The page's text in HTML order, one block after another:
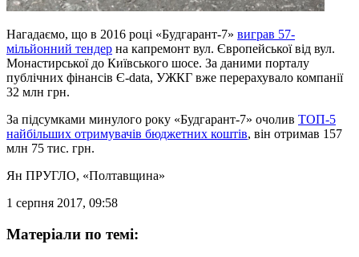
Нагадаємо, що в 2016 році «Будгарант-7» виграв 57-
мільйонний тендер на капремонт вул. Європейської від вул.
Монастирської до Київського шосе. За даними порталу
публічних фінансів Є-data, УЖКГ вже перерахувало компанії
32 млн грн.
За підсумками минулого року «Будгарант-7» очолив ТОП-5
найбільших отримувачів бюджетних коштів, він отримав 157
млн 75 тис. грн.
Ян ПРУГЛО, «Полтавщина»
1 серпня 2017, 09:58
Матеріали по темі: